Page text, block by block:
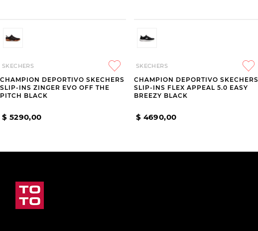
SKECHERS
CHAMPION DEPORTIVO SKECHERS
SLIP-INS ZINGER EVO OFF THE
PITCH BLACK
$ 5290,00
SKECHERS
CHAMPION DEPORTIVO SKECHERS
SLIP-INS FLEX APPEAL 5.0 EASY
BREEZY BLACK
$ 4690,00